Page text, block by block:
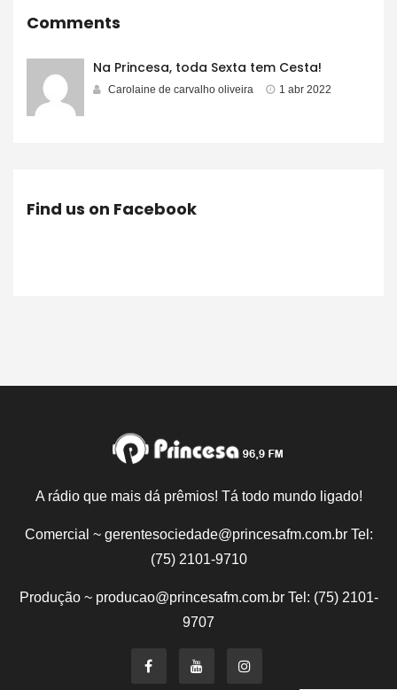
Comments
Na Princesa, toda Sexta tem Cesta!
Carolaine de carvalho oliveira 1 abr 2022
Find us on Facebook
A rádio que mais dá prêmios! Tá todo mundo ligado!
Comercial ~ gerentesociedade@princesafm.com.br Tel:
(75) 2101-9710
Produção ~ producao@princesafm.com.br Tel: (75) 2101-
9707